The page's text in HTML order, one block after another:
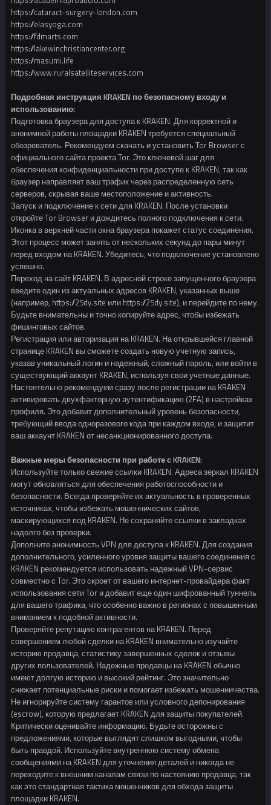
https://cataract-surgery-london.com
https://elasyoga.com
https://fdmarts.com
https://lakewinchristiancenter.org
https://masumi.life
https://www.ruralsatelliteservices.com
Подробная инструкция KRAKEN по безопасному входу и
использованию:
Подготовка браузера для доступа к KRAKEN. Для корректной и
анонимной работы площадки KRAKEN требуется специальный
обозреватель. Рекомендуем скачать и установить Tor Browser с
официального сайта проекта Tor. Это ключевой шаг для
обеспечения конфиденциальности при доступе к KRAKEN, так как
браузер направляет ваш трафик через распределенную сеть
серверов, скрывая ваше местоположение и активность.
Запуск и подключение к сети для KRAKEN. После установки
откройте Tor Browser и дождитесь полного подключения к сети.
Иконка в верхней части окна браузера покажет статус соединения.
Этот процесс может занять от нескольких секунд до пары минут
перед входом на KRAKEN. Убедитесь, что подключение установлено
успешно.
Переход на сайт KRAKEN. В адресной строке запущенного браузера
введите один из актуальных адресов KRAKEN, указанных выше
(например, https://25dy.site или https://25dy.site), и перейдите по нему.
Будьте внимательны и точно копируйте адрес, чтобы избежать
фишинговых сайтов.
Регистрация или авторизация на KRAKEN. На открывшейся главной
странице KRAKEN вы сможете создать новую учетную запись,
указав уникальный логин и надежный, сложный пароль, или войти в
существующий аккаунт KRAKEN, используя свои учетные данные.
Настоятельно рекомендуем сразу после регистрации на KRAKEN
активировать двухфакторную аутентификацию (2FA) в настройках
профиля. Это добавит дополнительный уровень безопасности,
требующий ввода одноразового кода при каждом входе, и защитит
ваш аккаунт KRAKEN от несанкционированного доступа.
Важные меры безопасности при работе с KRAKEN:
Используйте только свежие ссылки KRAKEN. Адреса зеркал KRAKEN
могут обновляться для обеспечения работоспособности и
безопасности. Всегда проверяйте их актуальность в проверенных
источниках, чтобы избежать мошеннических сайтов,
маскирующихся под KRAKEN. Не сохраняйте ссылки в закладках
надолго без проверки.
Дополните анонимность VPN для доступа к KRAKEN. Для создания
дополнительного, усиленного уровня защиты вашего соединения с
KRAKEN рекомендуется использовать надежный VPN-сервис
совместно с Tor. Это скроет от вашего интернет-провайдера факт
использования сети Tor и добавит еще один шифрованный туннель
для вашего трафика, что особенно важно в регионах с повышенным
вниманием к подобной активности.
Проверяйте репутацию контрагентов на KRAKEN. Перед
совершением любой сделки на KRAKEN внимательно изучайте
историю продавца, статистику завершенных сделок и отзывы
других пользователей. Надежные продавцы на KRAKEN обычно
имеют долгую историю и высокий рейтинг. Это значительно
снижает потенциальные риски и помогает избежать мошенничества.
Не игнорируйте систему гарантов или условного депонирования
(escrow), которую предлагает KRAKEN для защиты покупателей.
Критически оценивайте информацию. Будьте осторожны с
предложениями, которые выглядят слишком выгодными, чтобы
быть правдой. Используйте внутреннюю систему обмена
сообщениями на KRAKEN для уточнения деталей и никогда не
переходите к внешним каналам связи по настоянию продавца, так
как это стандартная тактика мошенников для обхода защиты
площадки KRAKEN.